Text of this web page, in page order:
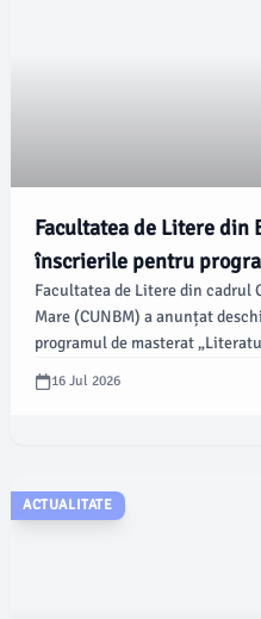
Facultatea de Litere din
înscrierile pentru
Facultatea de Litere din cadrul
Mare (CUNBM) a anunțat
programul de masterat
European”, aferent sesiunii de
de înscriere online este între
16 Jul 2026
ACTUALITATE